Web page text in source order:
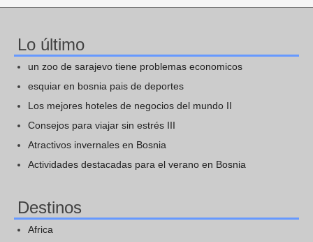
Lo último
un zoo de sarajevo tiene problemas economicos
esquiar en bosnia pais de deportes
Los mejores hoteles de negocios del mundo II
Consejos para viajar sin estrés III
Atractivos invernales en Bosnia
Actividades destacadas para el verano en Bosnia
Destinos
Africa